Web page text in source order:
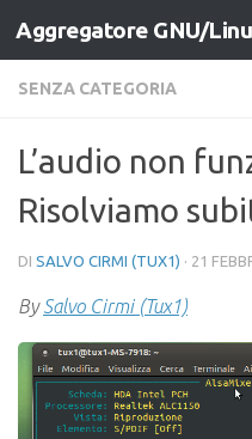
Salta al contenuto
Aggregatore GNU/
SENZA CATEGORIA
L’audio non
Risolviamo
DI SALVO CIRMI (TUX1) · 21
BySalvo Cirmi (Tux1)